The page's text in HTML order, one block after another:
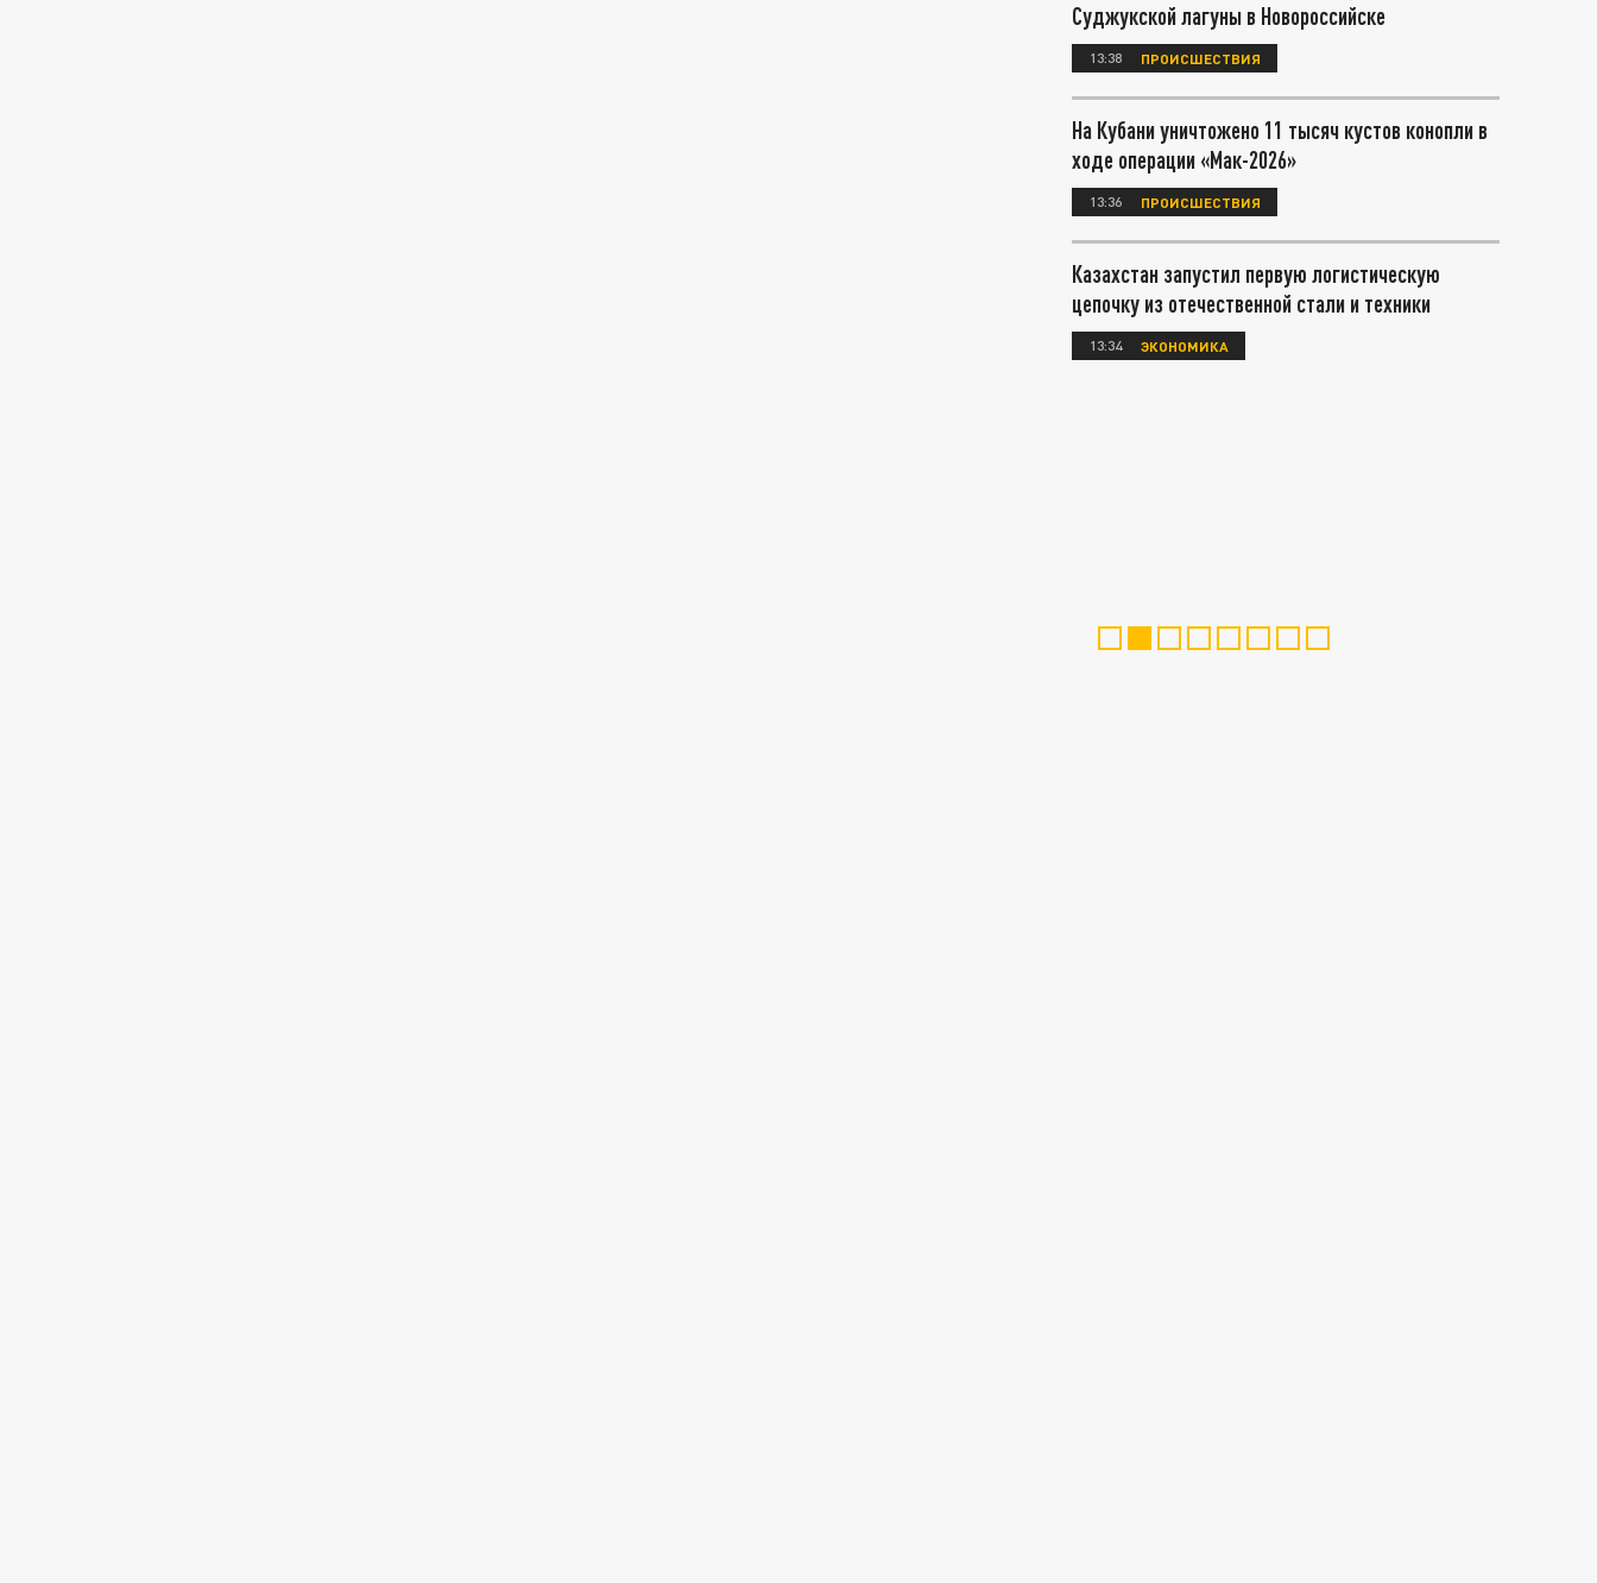
Суджукской лагуны в Новороссийске
13:38 ПРОИСШЕСТВИЯ
На Кубани уничтожено 11 тысяч кустов конопли в
ходе операции «Мак-2026»
13:36 ПРОИСШЕСТВИЯ
Казахстан запустил первую логистическую
цепочку из отечественной стали и техники
13:34 ЭКОНОМИКА